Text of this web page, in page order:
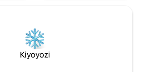
Kiyoyozi